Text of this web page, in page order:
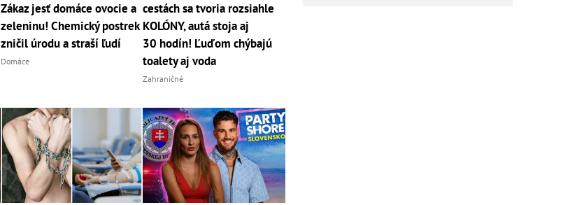
Zákaz jesť domáce ovocie a
zeleninu! Chemický postrek
zničil úrodu a straší ľudí
Domáce
cestách sa tvoria rozsiahle
KOLÓNY, autá stoja aj
30 hodín! Ľuďom chýbajú
toalety aj voda
Zahraničné